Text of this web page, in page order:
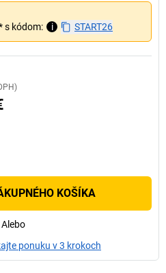
s kódom:
i START26
KOŠÍKA
Alebo
ponuku v 3 krokoch